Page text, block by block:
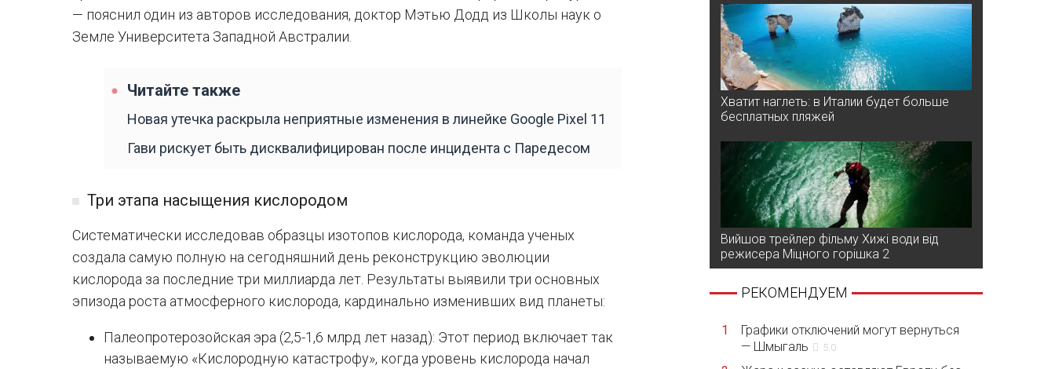
— пояснил один из авторов исследования, доктор Мэтью Додд из Школы наук о
Земле Университета Западной Австралии.
Читайте также
Новая утечка раскрыла неприятные изменения в линейке Google Pixel 11
Гави рискует быть дисквалифицирован после инцидента с Паредесом
Три этапа насыщения кислородом
Систематически исследовав образцы изотопов кислорода, команда ученых
создала самую полную на сегодняшний день реконструкцию эволюции
кислорода за последние три миллиарда лет. Результаты выявили три основных
эпизода роста атмосферного кислорода, кардинально изменивших вид планеты:
Палеопротерозойская эра (2,5-1,6 млрд лет назад): Этот период включает так
называемую «Кислородную катастрофу», когда уровень кислорода начал
Хватит наглеть: в Италии будет больше
бесплатных пляжей
Вийшов трейлер фільму Хижі води від
режисера Міцного горішка 2
РЕКОМЕНДУЕМ
1
Графики отключений могут вернуться
— Шмыгаль
5.0